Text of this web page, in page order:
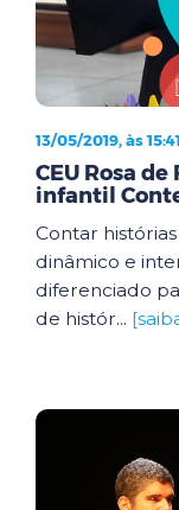
13/05/2019, às 15:41
CEU Rosa
infantil
Contar
dinâmico e
diferenciado
de histór...